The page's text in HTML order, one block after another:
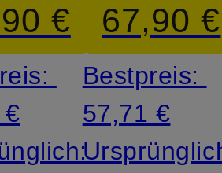
€
€
67,90 €
Bestpreis:
57,71 €